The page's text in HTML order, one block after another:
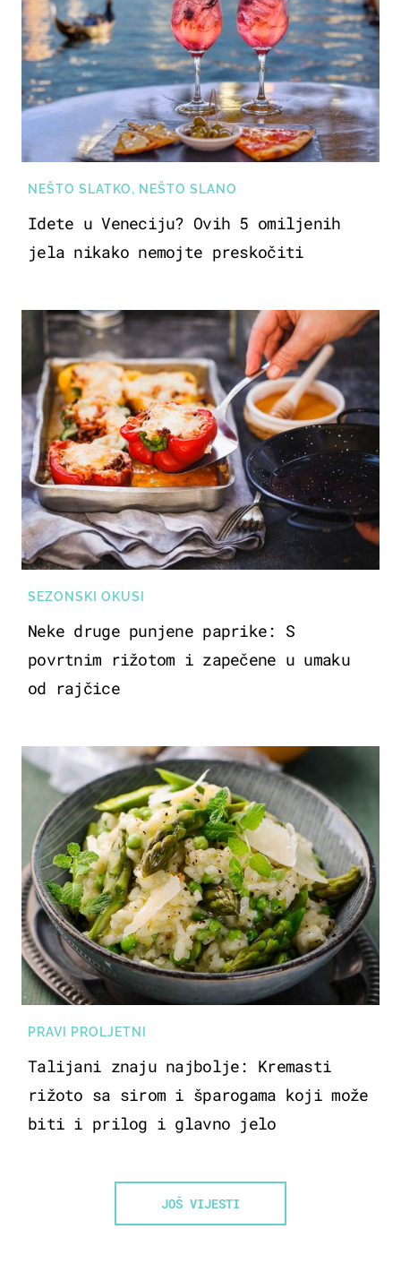
NEŠTO SLATKO, NEŠTO SLANO
Idete u Veneciju? Ovih 5 omiljenih
jela nikako nemojte preskočiti
SEZONSKI OKUSI
Neke druge punjene paprike: S
povrtnim rižotom i zapečene u umaku
od rajčice
PRAVI PROLJETNI
Talijani znaju najbolje: Kremasti
rižoto sa sirom i šparogama koji može
biti i prilog i glavno jelo
JOŠ VIJESTI